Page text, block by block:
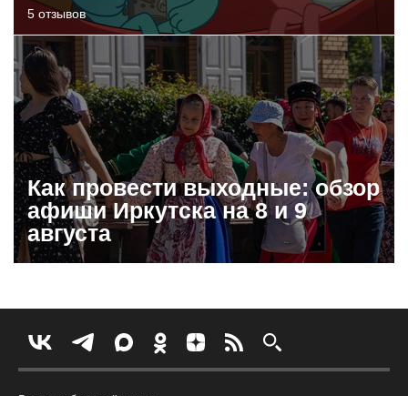
5 отзывов
Как провести выходные: обзор
афиши Иркутска на 8 и 9
августа